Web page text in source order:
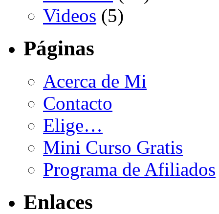
Videos (5)
Páginas
Acerca de Mi
Contacto
Elige…
Mini Curso Gratis
Programa de Afiliados
Enlaces